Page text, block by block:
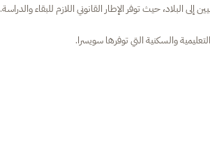
البلاد، حيث توفر الإطار القانوني اللازم للبقاء والدراسة.
والسكنية التي توفرها سويسرا.